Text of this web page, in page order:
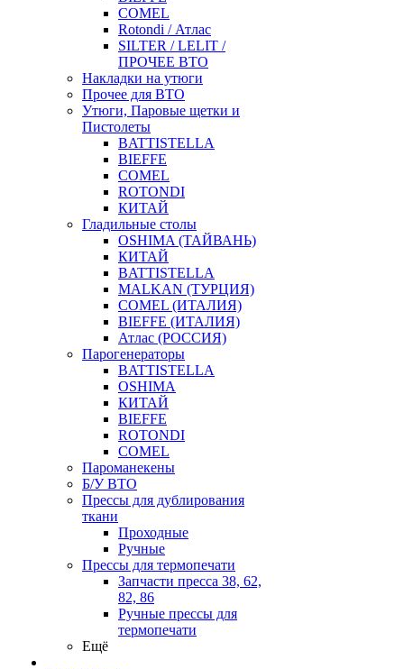
COMEL
Rotondi / Атлас
SILTER / LELIT /
ПРОЧЕЕ ВТО
Накладки на утюги
Прочее для ВТО
Утюги, Паровые щетки и
Пистолеты
BATTISTELLA
BIEFFE
COMEL
ROTONDI
КИТАЙ
Гладильные столы
OSHIMA (ТАЙВАНЬ)
КИТАЙ
BATTISTELLA
MALKAN (ТУРЦИЯ)
COMEL (ИТАЛИЯ)
BIEFFE (ИТАЛИЯ)
Атлас (РОССИЯ)
Парогенераторы
BATTISTELLA
OSHIMA
КИТАЙ
BIEFFE
ROTONDI
COMEL
Пароманекены
Б/У ВТО
Прессы для дублирования
ткани
Проходные
Ручные
Прессы для термопечати
Запчасти пресса 38, 62,
82, 86
Ручные прессы для
термопечати
Ещё